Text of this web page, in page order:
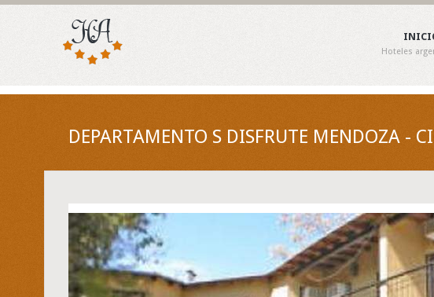
Hoteles
DEPARTAMENTO S DISFRUTE MENDOZA -